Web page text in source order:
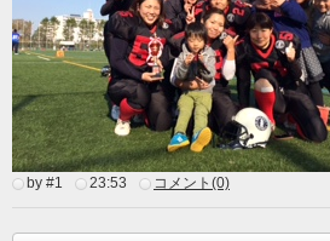
by #1 23:53 コメント(0)